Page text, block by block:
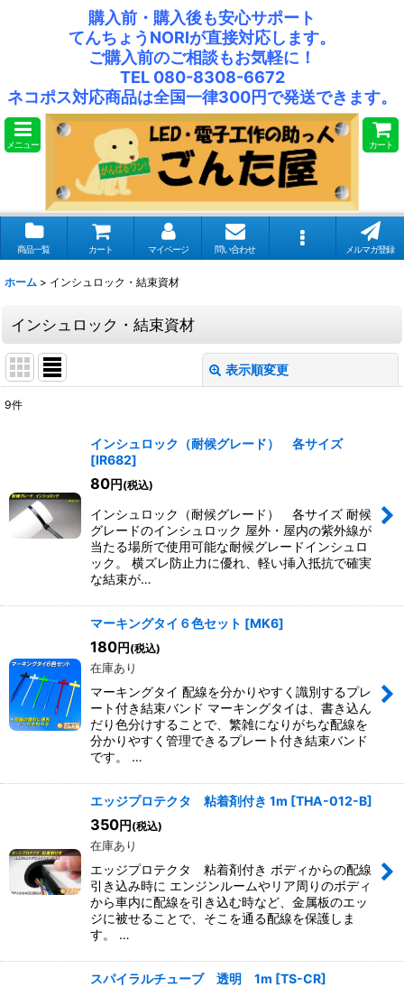
購入前・購入後も安心サポート
てんちょうNORIが直接対応します。
ご購入前のご相談もお気軽に！
TEL 080-8308-6672
ネコポス対応商品は全国一律300円で発送できます。
メニュー カート
商品一覧 カート マイページ 問い合わせ メルマガ登録
ホーム > インシュロック・結束資材
インシュロック・結束資材
表示順変更
絞り込む
9件
インシュロック（耐候グレード） 各サイズ
[IR682]
80円(税込)
インシュロック（耐候グレード） 各サイズ 耐候
グレードのインシュロック 屋外・屋内の紫外線が
当たる場所で使用可能な耐候グレードインシュロ
ック。 横ズレ防止力に優れ、軽い挿入抵抗で確実
な結束が…
マーキングタイ６色セット [MK6]
180円(税込)
在庫あり
マーキングタイ 配線を分かりやすく識別するプレ
ート付き結束バンド マーキングタイは、書き込ん
だり色分けすることで、繁雑になりがちな配線を
分かりやすく管理できるプレート付き結束バンド
です。 …
エッジプロテクタ 粘着剤付き 1m [THA-012-B]
350円(税込)
在庫あり
エッジプロテクタ 粘着剤付き ボディからの配線
引き込み時に エンジンルームやリア周りのボディ
から車内に配線を引き込む時など、金属板のエッ
ジに被せることで、そこを通る配線を保護しま
す。 …
スパイラルチューブ 透明 1m [TS-CR]